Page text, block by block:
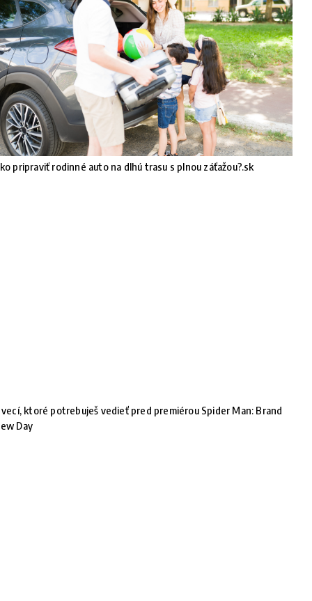
pripraviť rodinné auto na dlhú trasu s plnou záťažou?.sk
ktoré potrebuješ vedieť pred premiérou Spider Man: Brand
Day